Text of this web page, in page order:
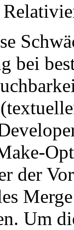
bei
der
Um